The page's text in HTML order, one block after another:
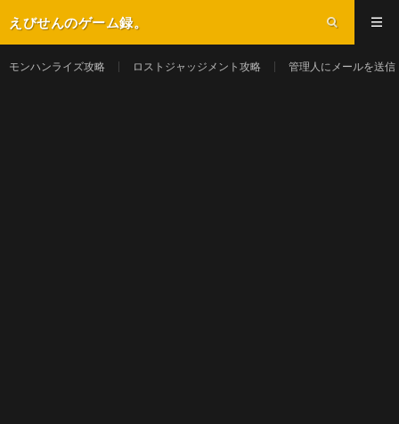
えびせんのゲーム録。
モンハンライズ攻略 ロストジャッジメント攻略 管理人にメールを送信